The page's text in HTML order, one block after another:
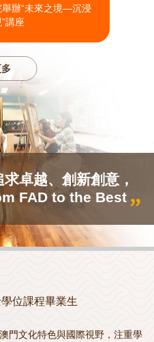
辦“未來之境—沉浸
講座
求卓越、創新創意，
FAD to the Best
位課程畢業生
門文化特色與國際視野，注重學